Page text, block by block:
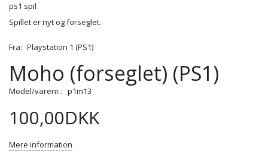
ps1 spil
Spillet er nyt og forseglet.
Fra: Playstation 1 (PS1)
Moho (forseglet) (PS1)
Model/varenr.: p1m13
100,00DKK
Mere information